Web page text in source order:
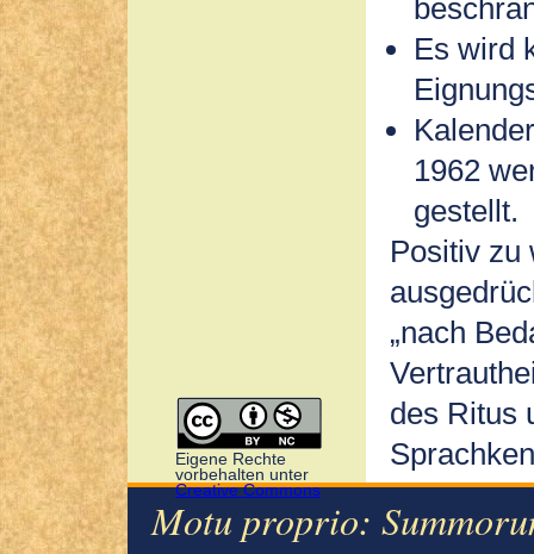
Es wird
1962
gestellt.
Positiv zu
„nach
des Ritus
Motu proprio:
Eigene Rechte
vorbehalten unter
Creative Commons